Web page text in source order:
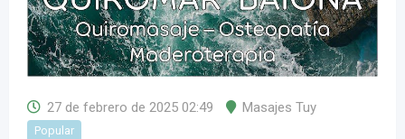
27 de febrero de 2025 02:49 Masajes Tuy
Popular